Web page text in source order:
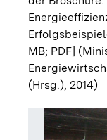
MB; PDF]
(Hrsg.), 2014)